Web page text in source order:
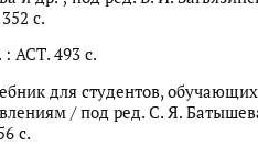
с.
: АСТ. 493 с.
для студентов,
/ под ред. С. Я.
с.